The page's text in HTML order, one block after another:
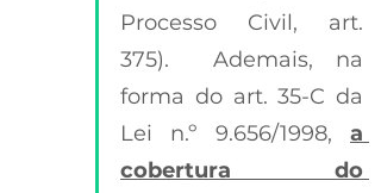
Processo Civil, art.
375).  Ademais, na
forma do art. 35-C da
Lei n.º 9.656/1998, a
cobertura do